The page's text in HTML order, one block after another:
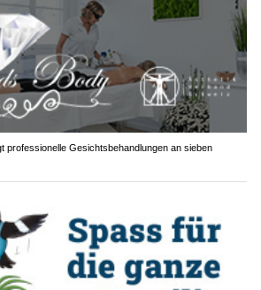
professionelle Gesichtsbehandlungen an sieben